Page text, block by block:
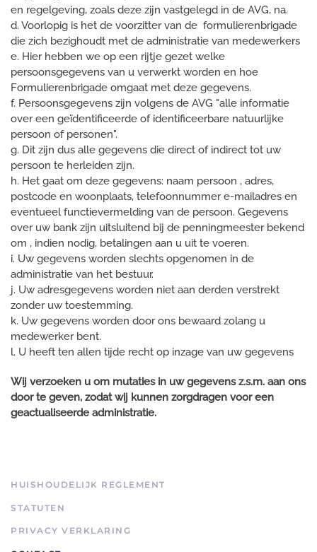
en regelgeving, zoals deze zijn vastgelegd in de AVG, na.
d. Voorlopig is het de voorzitter van de formulierenbrigade
die zich bezighoudt met de administratie van medewerkers
e. Hier hebben we op een rijtje gezet welke
persoonsgegevens van u verwerkt worden en hoe
Formulierenbrigade omgaat met deze gegevens.
f. Persoonsgegevens zijn volgens de AVG "alle informatie
over een geïdentificeerde of identificeerbare natuurlijke
persoon of personen".
g. Dit zijn dus alle gegevens die direct of indirect tot uw
persoon te herleiden zijn.
h. Het gaat om deze gegevens: naam persoon , adres,
postcode en woonplaats, telefoonnummer e-mailadres en
eventueel functievermelding van de persoon. Gegevens
over uw bank zijn uitsluitend bij de penningmeester bekend
om , indien nodig, betalingen aan u uit te voeren.
i. Uw gegevens worden slechts opgenomen in de
administratie van het bestuur.
j. Uw adresgegevens worden niet aan derden verstrekt
zonder uw toestemming.
k. Uw gegevens worden door ons bewaard zolang u
medewerker bent.
l. U heeft ten allen tijde recht op inzage van uw gegevens
Wij verzoeken u om mutaties in uw gegevens z.s.m. aan ons
door te geven, zodat wij kunnen zorgdragen voor een
geactualiseerde administratie.
HUISHOUDELIJK REGLEMENT
STATUTEN
PRIVACY VERKLARING